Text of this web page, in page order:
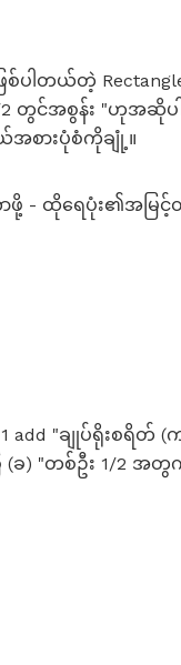
ပါတယ်တဲ့
တွင်အစွန်း "ဟုအဆိုပါ
အစားပုံစံကိုချုံ့။
- ထိုရေပုံး၏အမြင့်တို
add "ချုပ်ရိုးစရိ
(ခ) "တစ်ဦး 1/2 အတွ